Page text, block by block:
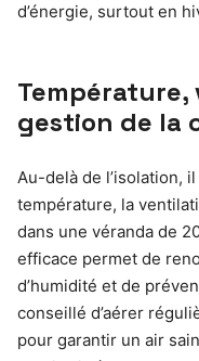
d’énergie, surtout en
gestion de la
Au-delà de l’isolation,
température, la
dans une véranda de
efficace permet de
d’humidité et de
conseillé d’aérer
pour garantir un air